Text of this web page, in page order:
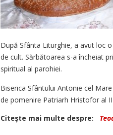
După Sfânta Liturghie, a avut loc
de cult. Sărbătoarea s-a încheiat
spiritual al parohiei.
Biserica Sfântului Antonie cel
de pomenire Patriarh Hristofor al
Citeşte mai multe despre: